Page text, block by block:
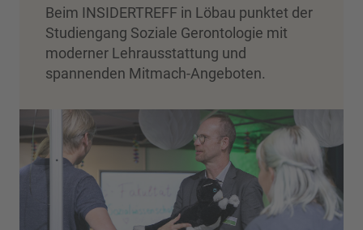
Beim INSIDERTREFF in Löbau punktet der
Studiengang Soziale Gerontologie mit
moderner Lehrausstattung und
spannenden Mitmach-Angeboten.